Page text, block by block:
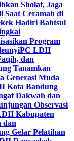
Sholat, Jaga
Saat Ceramah di
Hadiri Bahtsul
Program
PC LDII
dan
Tanamkan
Generasi Muda
Kota Bandung
Dakwah dan
Observasi
Kabupaten
dan
Gelar Pelatihan